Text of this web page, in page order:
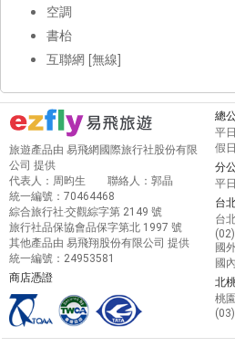
空調
書枱
互聯網 [無線]